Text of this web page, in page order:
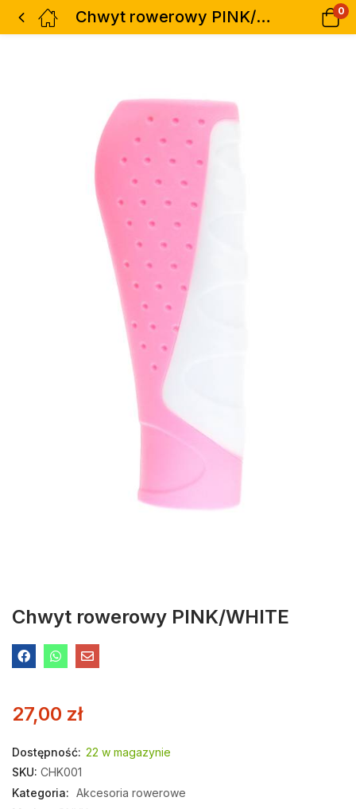
Chwyt rowerowy PINK/WHITE 0
Chwyt rowerowy PINK/WHITE
27,00 zł
Dostępność: 22 w magazynie
SKU: CHK001
Kategoria: Akcesoria rowerowe